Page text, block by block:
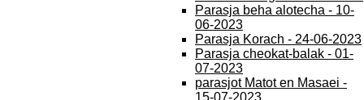
Parasja beha alotecha - 10-
06-2023
Parasja Korach - 24-06-2023
Parasja cheokat-balak - 01-
07-2023
parasjot Matot en Masaei -
15-07-2023